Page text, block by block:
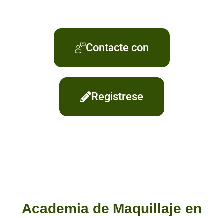
Contacte con
Registrese
Academia de Maquillaje en